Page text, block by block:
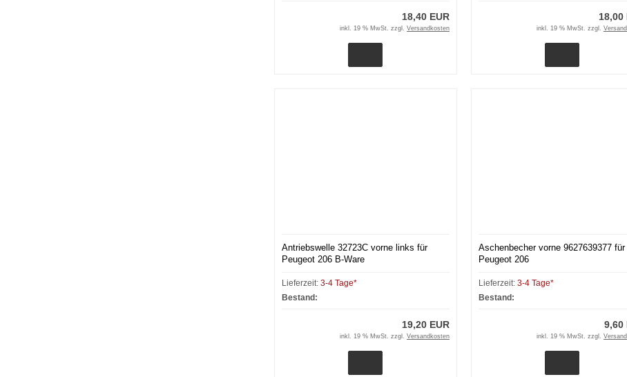
18,40 EUR
inkl. 19 % MwSt. zzgl. Versandkosten
18,00
inkl. 19 % MwSt. zzgl.
Antriebswelle 32723C vorne links für
Peugeot 206 B-Ware
Lieferzeit: 3-4 Tage*
Bestand:
19,20 EUR
inkl. 19 % MwSt. zzgl. Versandkosten
Aschenbecher vorne 9627639377 für
Peugeot 206
Lieferzeit: 3-4 Tage*
Bestand:
9,60
inkl. 19 % MwSt. zzgl.